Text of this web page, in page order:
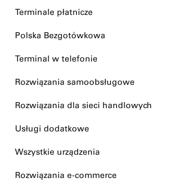
Terminale płatnicze
Polska Bezgotówkowa
Terminal w telefonie
Rozwiązania samoobsługowe
Rozwiązania dla sieci handlowych
Usługi dodatkowe
Wszystkie urządzenia
Rozwiązania e-commerce